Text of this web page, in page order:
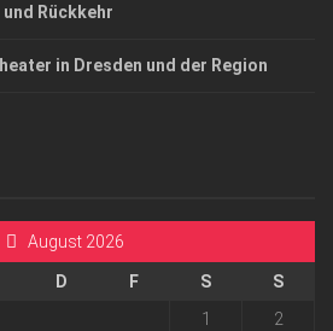
Rückkehr
in Dresden und der Region
August 2026
D F S
S
1
2